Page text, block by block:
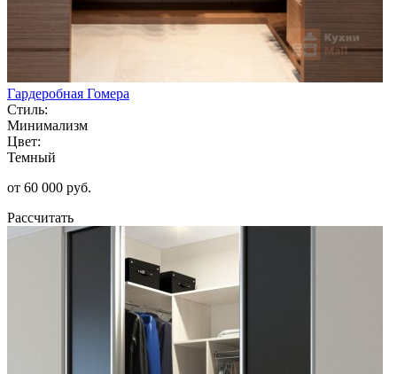
Гардеробная Гомера
Стиль:
Минимализм
Цвет:
Темный
от 60 000 руб.
Рассчитать